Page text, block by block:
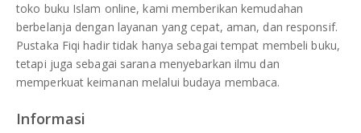
toko buku Islam online, kami memberikan kemudahan
berbelanja dengan layanan yang cepat, aman, dan responsif.
Pustaka Fiqi hadir tidak hanya sebagai tempat membeli buku,
tetapi juga sebagai sarana menyebarkan ilmu dan
memperkuat keimanan melalui budaya membaca.
Informasi